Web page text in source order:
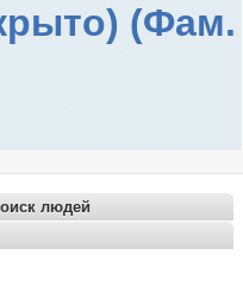
(Фам.
людей